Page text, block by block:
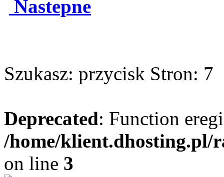
Nastepne
Szukasz: przycisk Stron: 7
Deprecated: Function
/home/
on line 3